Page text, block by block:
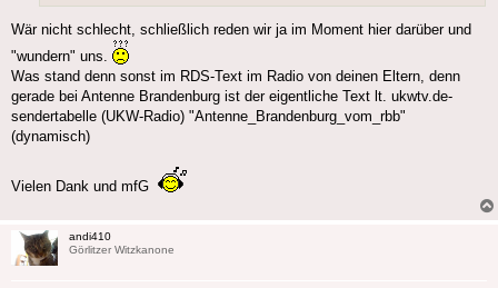
Wär nicht schlecht, schließlich reden wir ja im Moment hier darüber und
"wundern" uns.
Was stand denn sonst im RDS-Text im Radio von deinen Eltern, denn
gerade bei Antenne Brandenburg ist der eigentliche Text lt. ukwtv.de-
sendertabelle (UKW-Radio) "Antenne_Brandenburg_vom_rbb"
(dynamisch)
Vielen Dank und mfG
andi410
Görlitzer Witzkanone